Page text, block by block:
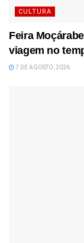
CULTURA
Feira
viagem no
7 DE AGOSTO, 2026